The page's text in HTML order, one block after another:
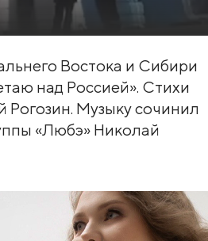
Востока и Сибири
над Россией». Стихи
Рогозин. Музыку сочинил
«Любэ» Николай